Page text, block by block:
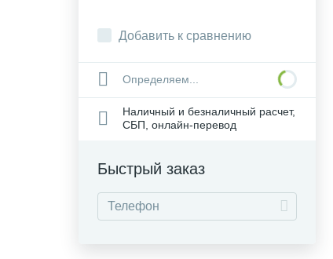
Добавить к сравнению
Определяем...
Наличный и безналичный расчет,
СБП, онлайн-перевод
Быстрый заказ